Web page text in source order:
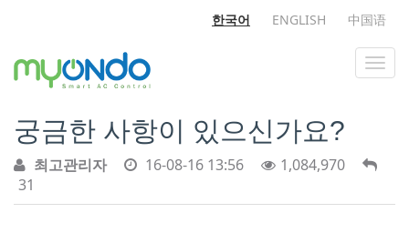
한국어 ENGLISH 中国语
궁금한 사항이 있으신가요?
최고관리자 16-08-16 13:56
1,084,970
31